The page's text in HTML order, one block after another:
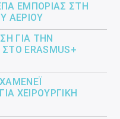
ΕΜΠΟΡΊΑΣ ΣΤΗ
ΑΕΡΊΟΥ
ΓΙΑ ΤΗΝ
ERASMUS+
ΧΕΙΡΟΥΡΓΙΚΉ